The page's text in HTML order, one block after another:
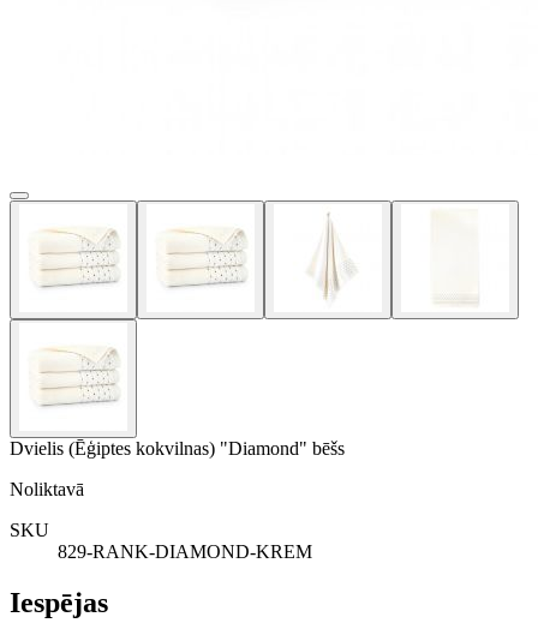
Dvielis (Ēģiptes kokvilnas) "Diamond" bēšs
Noliktavā
SKU
829-RANK-DIAMOND-KREM
Iespējas